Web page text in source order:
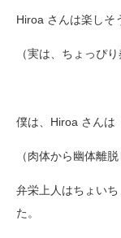
Hiroa さんは楽しそ
（実は、ちょっぴ
僕は、Hiroa さんは
（肉体から幽体離
弁栄上人はちょい
た。